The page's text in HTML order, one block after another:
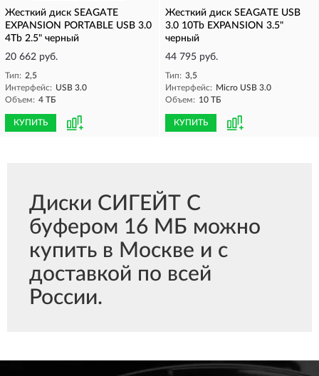
Жесткий диск SEAGATE
EXPANSION PORTABLE USB 3.0
4Tb 2.5" черный
20 662 руб.
Тип: 2,5
Интерфейс: USB 3.0
Объем: 4 ТБ
КУПИТЬ
Жесткий диск SEAGATE USB
3.0 10Tb EXPANSION 3.5"
черный
44 795 руб.
Тип: 3,5
Интерфейс: Micro USB 3.0
Объем: 10 ТБ
КУПИТЬ
Диски СИГЕЙТ С
буфером 16 МБ можно
купить в Москве и с
доставкой по всей
России.